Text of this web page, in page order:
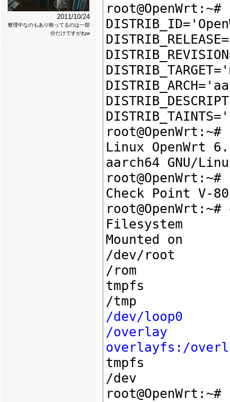
2011/10/24
整理中なのもあり映ってるのは一部
分だけですがねw
root@OpenWrt:~#
Linux OpenWrt
aarch64 GNU/
Check Point V-80
Filesystem
Mounted on
/dev/root
/rom
tmpfs
/tmp
/dev/loop0
/overlay
overlayfs:/
tmpfs
/dev
root@OpenWrt:~#